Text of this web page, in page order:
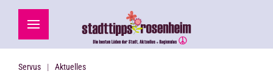
Zum Hauptinhalt springen
Servus Aktuelles